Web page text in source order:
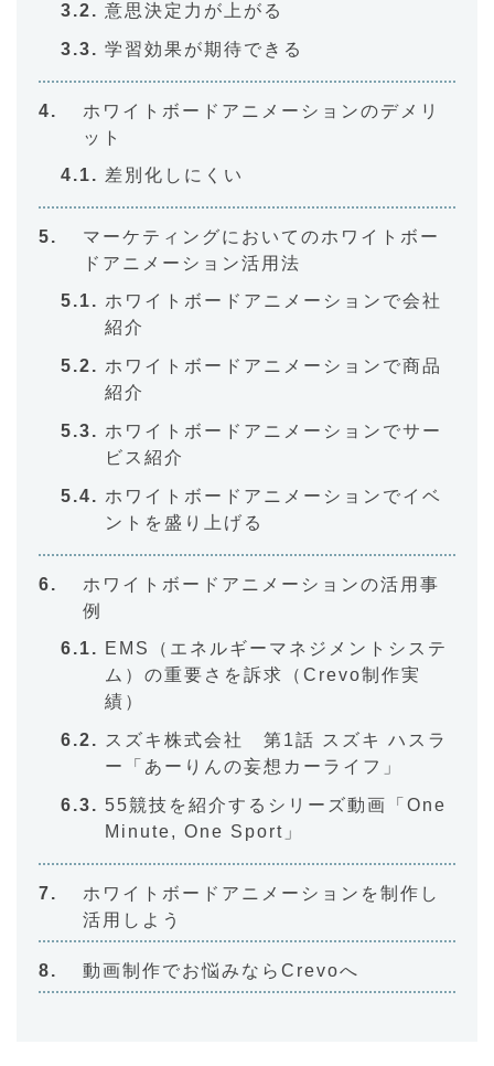
意思決定力が上がる
学習効果が期待できる
ホワイトボードアニメーションのデメリ
ット
差別化しにくい
マーケティングにおいてのホワイトボー
ドアニメーション活用法
ホワイトボードアニメーションで会社
紹介
ホワイトボードアニメーションで商品
紹介
ホワイトボードアニメーションでサー
ビス紹介
ホワイトボードアニメーションでイベ
ントを盛り上げる
ホワイトボードアニメーションの活用事
例
EMS（エネルギーマネジメントシステ
ム）の重要さを訴求（Crevo制作実
績）
スズキ株式会社 第1話 スズキ ハスラ
ー「あーりんの妄想カーライフ」
55競技を紹介するシリーズ動画「One
Minute, One Sport」
ホワイトボードアニメーションを制作し
活用しよう
動画制作でお悩みならCrevoへ